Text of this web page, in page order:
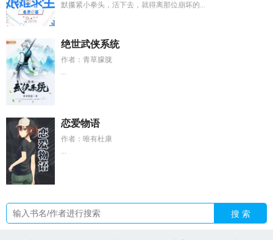
默攥紧小拳头，活下去，就得离那位崩坏的...
绝世武侠系统
作者：青草朦胧
...
恋爱物语
作者：唯有杜康
...
搜 索